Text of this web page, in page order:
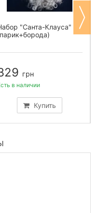
"Санта-Клауса"
грн
Купить
в наличии